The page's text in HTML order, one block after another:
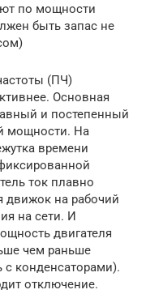
по мощности
быть запас не
(ПЧ)
Основная
и постепенный
мощности. На
времени
ток плавно
движок на рабочий
на сети. И
двигателя
чем раньше
конденсаторами).
отключение.